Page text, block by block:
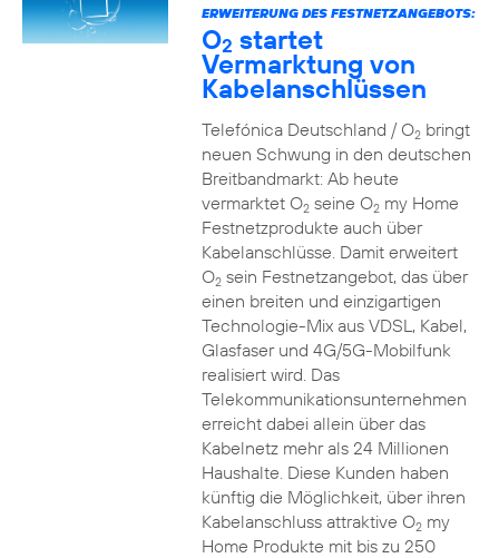
ERWEITERUNG DES FESTNETZANGEBOTS:
O2 startet
Vermarktung von
Kabelanschlüssen
Telefónica Deutschland / O2bringt
neuen Schwung in den deutschen
Breitbandmarkt: Ab heute
vermarktet O2seine O2my Home
Festnetzprodukte auch über
Kabelanschlüsse. Damit erweitert
O2sein Festnetzangebot, das über
einen breiten und einzigartigen
Technologie-Mix aus VDSL, Kabel,
Glasfaser und 4G/5G-Mobilfunk
realisiert wird. Das
Telekommunikationsunternehmen
erreicht dabei allein über das
Kabelnetz mehr als 24 Millionen
Haushalte. Diese Kunden haben
künftig die Möglichkeit, über ihren
Kabelanschluss attraktive O2my
Home Produkte mit bis zu 250